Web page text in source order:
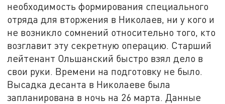
необходимость формирования специального
отряда для вторжения в Николаев, ни у кого и
не возникло сомнений относительно того, кто
возглавит эту секретную операцию. Старший
лейтенант Ольшанский быстро взял дело в
свои руки. Времени на подготовку не было.
Высадка десанта в Николаеве была
запланирована в ночь на 26 марта. Данные